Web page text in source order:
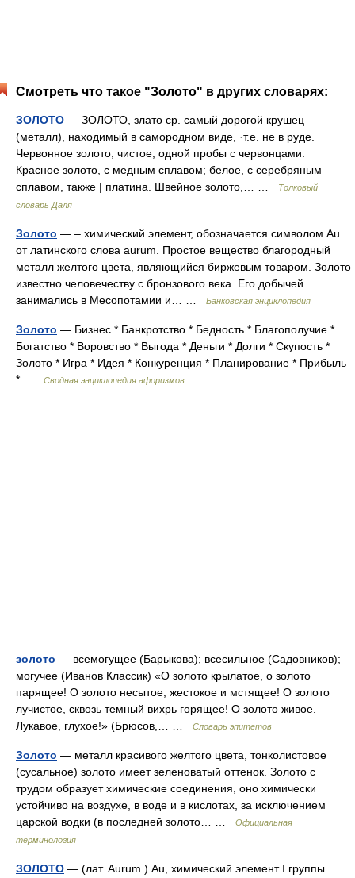
Смотреть что такое "Золото" в других словарях:
ЗОЛОТО — ЗОЛОТО, злато ср. самый дорогой крушец
(металл), находимый в самородном виде, ·т.е. не в руде.
Червонное золото, чистое, одной пробы с червонцами.
Красное золото, с медным сплавом; белое, с серебряным
сплавом, также | платина. Швейное золото,… …
Толковый
словарь Даля
Золото — – химический элемент, обозначается символом Au
от латинского слова aurum. Простое вещество благородный
металл желтого цвета, являющийся биржевым товаром. Золото
известно человечеству с бронзового века. Его добычей
занимались в Месопотамии и… …
Банковская энциклопедия
Золото — Бизнес * Банкротство * Бедность * Благополучие *
Богатство * Воровство * Выгода * Деньги * Долги * Скупость *
Золото * Игра * Идея * Конкуренция * Планирование * Прибыль
* …
Сводная энциклопедия афоризмов
золото — всемогущее (Барыкова); всесильное (Садовников);
могучее (Иванов Классик) «О золото крылатое, о золото
парящее! О золото несытое, жестокое и мстящее! О золото
лучистое, сквозь темный вихрь горящее! О золото живое.
Лукавое, глухое!» (Брюсов,… …
Словарь эпитетов
Золото — металл красивого желтого цвета, тонколистовое
(сусальное) золото имеет зеленоватый оттенок. Золото с
трудом образует химические соединения, оно химически
устойчиво на воздухе, в воде и в кислотах, за исключением
царской водки (в последней золото… …
Официальная
терминология
ЗОЛОТО — (лат. Aurum ) Аu, химический элемент I группы